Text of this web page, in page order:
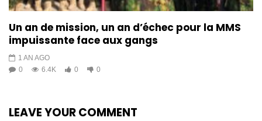
Un an de mission, un an d’échec pour la MMS
impuissante face aux gangs
1 AN AGO
0
6.4K 0 0
LEAVE YOUR COMMENT